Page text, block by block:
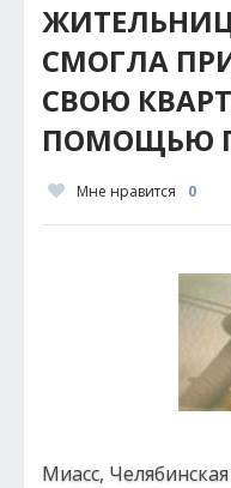
СМОГЛА
СВОЮ
ПОМОЩЬЮ
Мне нравится 0
Миасс,